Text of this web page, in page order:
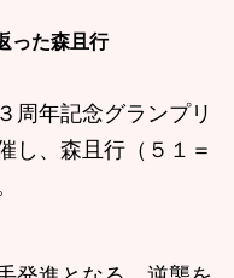
った森且行
周年記念グランプリ
し、森且行（５１＝